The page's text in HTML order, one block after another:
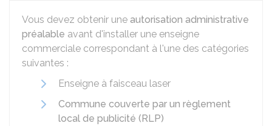
Vous devez obtenir une autorisation administrative
préalable avant d'installer une enseigne
commerciale correspondant à l'une des catégories
suivantes :
Enseigne à faisceau laser
Commune couverte par un règlement
local de publicité (RLP)